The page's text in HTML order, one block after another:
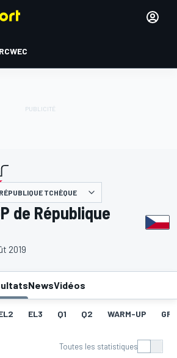
WEC
TCHÈQUE
de République
2019
NewsVidéos
EL3 Q1 Q2 WARM-UP
Toutes les statistiques